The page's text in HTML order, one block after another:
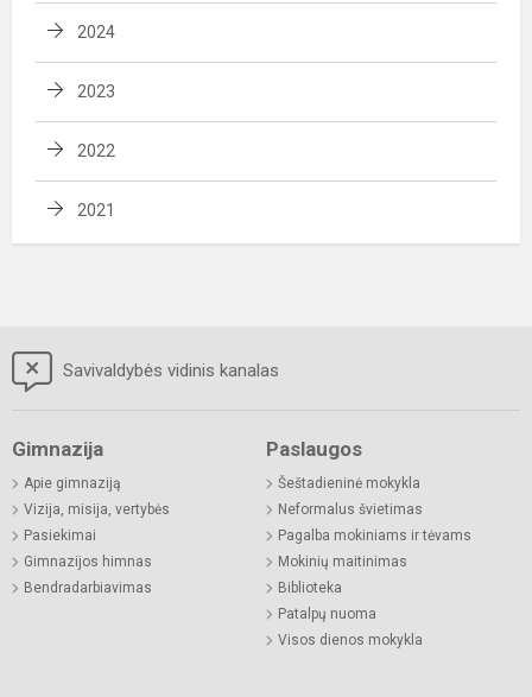
2024
2023
2022
2021
Savivaldybės vidinis kanalas
Gimnazija
Apie gimnaziją
Vizija, misija, vertybės
Pasiekimai
Gimnazijos himnas
Bendradarbiavimas
Paslaugos
Šeštadieninė mokykla
Neformalus švietimas
Pagalba mokiniams ir tėvams
Mokinių maitinimas
Biblioteka
Patalpų nuoma
Visos dienos mokykla